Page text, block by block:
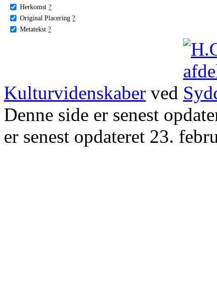
Herkomst ?
Original Placering ?
Metatekst ?
Kulturvidenskaber ved
Denne side er senest
er senest opdateret 23.